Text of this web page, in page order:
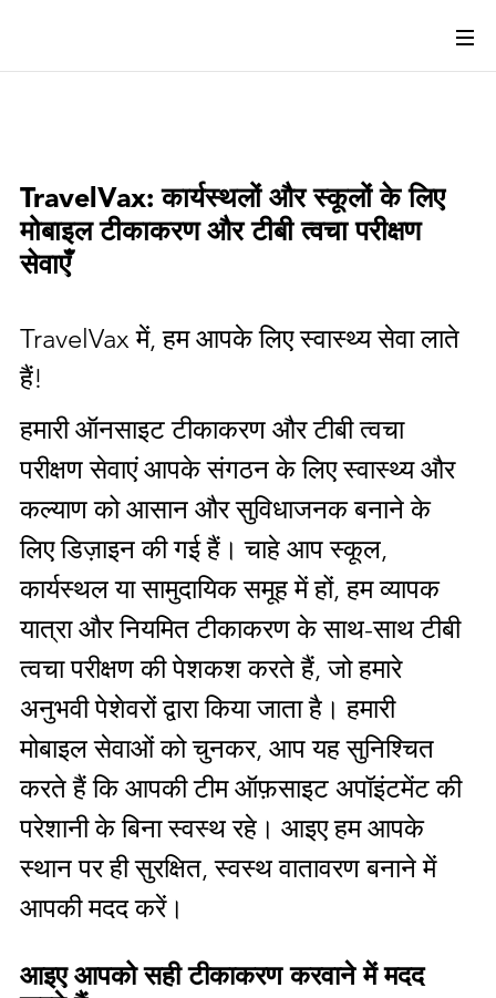
TravelVax: कार्यस्थलों और स्कूलों के लिए
मोबाइल टीकाकरण और टीबी त्वचा परीक्षण
सेवाएँ
TravelVax में, हम आपके लिए स्वास्थ्य सेवा लाते
हैं!
हमारी ऑनसाइट टीकाकरण और टीबी त्वचा
परीक्षण सेवाएं आपके संगठन के लिए स्वास्थ्य और
कल्याण को आसान और सुविधाजनक बनाने के
लिए डिज़ाइन की गई हैं। चाहे आप स्कूल,
कार्यस्थल या सामुदायिक समूह में हों, हम व्यापक
यात्रा और नियमित टीकाकरण के साथ-साथ टीबी
त्वचा परीक्षण की पेशकश करते हैं, जो हमारे
अनुभवी पेशेवरों द्वारा किया जाता है। हमारी
मोबाइल सेवाओं को चुनकर, आप यह सुनिश्चित
करते हैं कि आपकी टीम ऑफ़साइट अपॉइंटमेंट की
परेशानी के बिना स्वस्थ रहे। आइए हम आपके
स्थान पर ही सुरक्षित, स्वस्थ वातावरण बनाने में
आपकी मदद करें।
आइए आपको सही टीकाकरण करवाने में मदद